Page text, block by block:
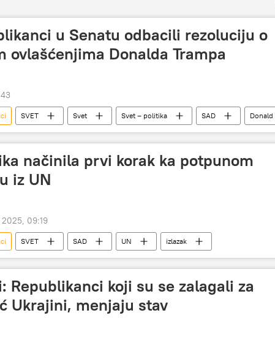
u Senatu odbacili rezoluciju o
ovlašćenjima Donalda Trampa
SVET Svet Svet – politika SAD
Donald
načinila prvi korak ka potpunom
iz UN
2025, 09:19
SVET SAD UN izlazak
Republikanci koji su se zalagali za
Ukrajini, menjaju stav